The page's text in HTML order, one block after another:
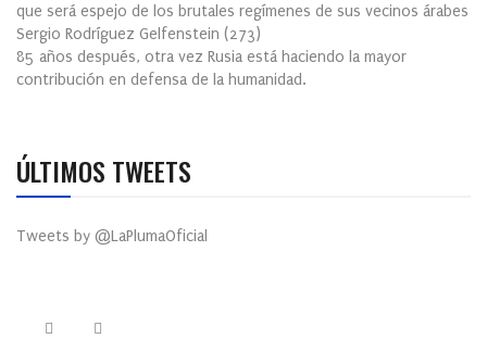
que será espejo de los brutales regímenes de sus vecinos árabes
Sergio Rodríguez Gelfenstein (273)
85 años después, otra vez Rusia está haciendo la mayor
contribución en defensa de la humanidad.
ÚLTIMOS TWEETS
Tweets by @LaPlumaOficial